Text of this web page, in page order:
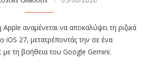
αναμένεται να αποκαλύψει τη ριζικά
iOS 27, μετατρέποντάς την σε ένα
τη βοήθεια του Google Gemini.